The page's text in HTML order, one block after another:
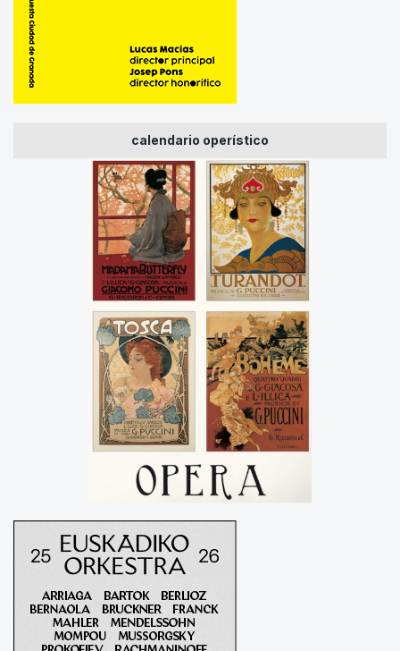
calendario operístico